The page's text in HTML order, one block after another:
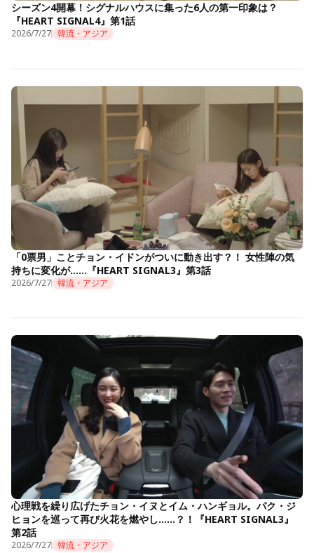
シーズン4開幕！シグナルハウスに集った6人の第一印象は？
『HEART SIGNAL4』第1話
2026/7/27 韓流・アジア
「0票男」ことチョン・イドンがついに動き出す？！ 女性陣の気
持ちに変化が……『HEART SIGNAL3』第3話
2026/7/27 韓流・アジア
心理戦を繰り広げたチョン・イヌとイム・ハンギョル。パク・ジ
ヒョンを巡って再び火花を燃やし……？！『HEART SIGNAL3』
第2話
2026/7/27 韓流・アジア